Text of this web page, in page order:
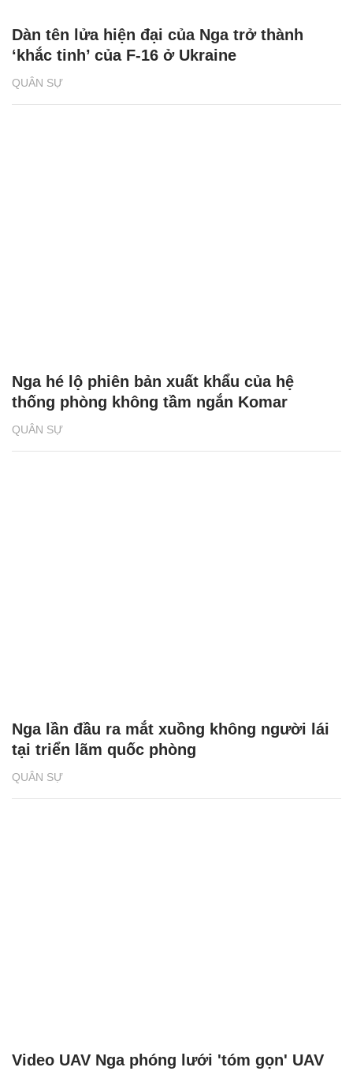
QUÂN SỰ
Dàn tên lửa hiện đại của Nga trở thành
‘khắc tinh’ của F-16 ở Ukraine
QUÂN SỰ
Nga hé lộ phiên bản xuất khẩu của hệ
thống phòng không tầm ngắn Komar
QUÂN SỰ
Nga lần đầu ra mắt xuồng không người lái
tại triển lãm quốc phòng
Video UAV Nga phóng lưới 'tóm gọn' UAV